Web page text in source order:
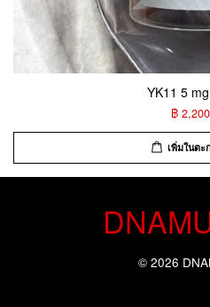
YK11 5
฿
เพิ่มในตะ
© 2026